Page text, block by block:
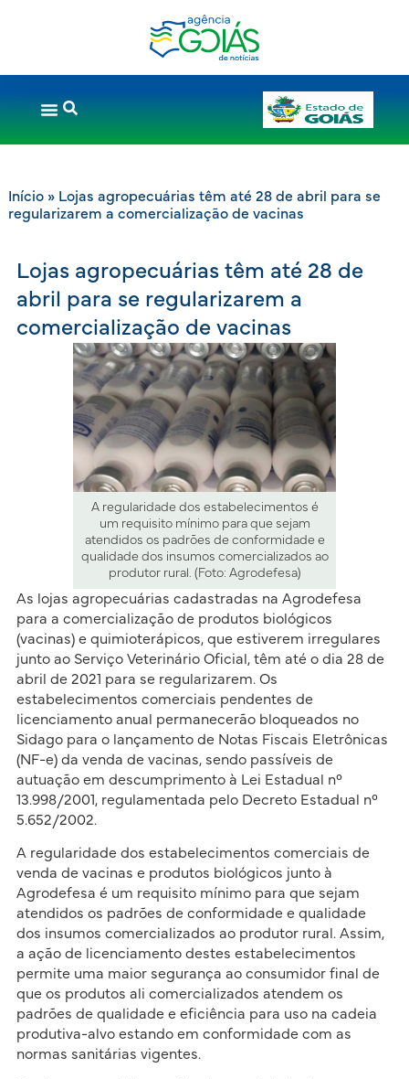
Início» Lojas agropecuárias têm até 28 de abril para se
regularizarem a comercialização de vacinas
Lojas agropecuárias têm até 28 de
abril para se regularizarem a
comercialização de vacinas
A regularidade dos estabelecimentos é
um requisito mínimo para que sejam
atendidos os padrões de conformidade e
qualidade dos insumos comercializados ao
produtor rural. (Foto: Agrodefesa)
As lojas agropecuárias cadastradas na Agrodefesa
para a comercialização de produtos biológicos
(vacinas) e quimioterápicos, que estiverem irregulares
junto ao Serviço Veterinário Oficial, têm até o dia 28 de
abril de 2021 para se regularizarem. Os
estabelecimentos comerciais pendentes de
licenciamento anual permanecerão bloqueados no
Sidago para o lançamento de Notas Fiscais Eletrônicas
(NF-e) da venda de vacinas, sendo passíveis de
autuação em descumprimento à Lei Estadual n°
13.998/2001, regulamentada pelo Decreto Estadual n°
5.652/2002.
A regularidade dos estabelecimentos comerciais de
venda de vacinas e produtos biológicos junto à
Agrodefesa é um requisito mínimo para que sejam
atendidos os padrões de conformidade e qualidade
dos insumos comercializados ao produtor rural. Assim,
a ação de licenciamento destes estabelecimentos
permite uma maior segurança ao consumidor final de
que os produtos ali comercializados atendem os
padrões de qualidade e eficiência para uso na cadeia
produtiva-alvo estando em conformidade com as
normas sanitárias vigentes.